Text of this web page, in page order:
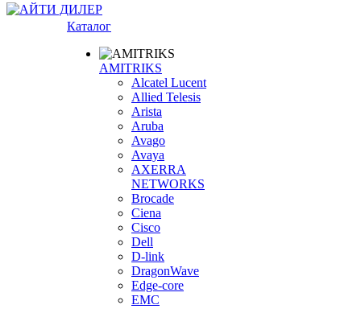
Каталог
AMITRIKS
Alcatel Lucent
Allied Telesis
Arista
Aruba
Avago
Avaya
AXERRA
NETWORKS
Brocade
Ciena
Cisco
Dell
D-link
DragonWave
Edge-core
EMC